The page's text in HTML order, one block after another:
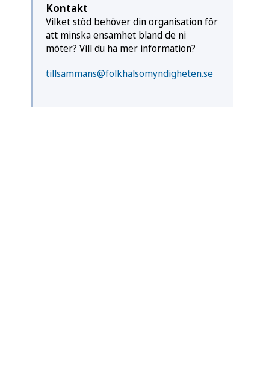
Kontakt
Vilket stöd behöver din organisation för
att minska ensamhet bland de ni
möter? Vill du ha mer information?
tillsammans@folkhalsomyndigheten.se